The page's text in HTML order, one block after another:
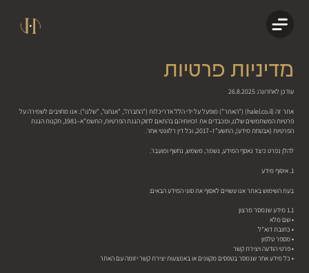
מדיניות פרטיות
עודכן לאחרונה: 26.8.2025
אתר זה (halel.co.il) ("האתר") מופעל על ידי הלל אדריכלות ("החברה", "אנחנו", "שלנו"). אנו מחויבים לשמירה על
פרטיות המשתמשים שלנו, ומכבדים את זכויותיהם בהתאם לחוק הגנת הפרטיות, התשמ"א–1981, תקנות הגנת
הפרטיות (אבטחת מידע), התשע"ז–2017, וכל דין רלוונטי אחר.
להלן נפרט כיצד נאסף המידע, נשמר, משמש, נחשף ומועבר.
1. איסוף מידע
בעת השימוש באתר אנו עשויים לאסוף את סוגי המידע הבאים:
1.1 מידע שנמסר מרצון
• שם מלא
• כתובת דוא"ל
• מספר טלפון
• פרטי הודעה ויצירת קשר
• כל מידע אחר שנמסר בטפסים מקוונים או באמצעות יצירת קשר יזומה עם האתר